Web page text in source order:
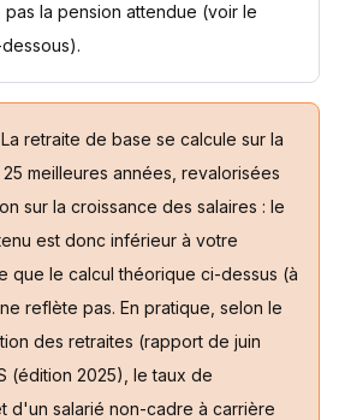
la pension attendue (voir le
La retraite de base se calcule sur la
meilleures années, revalorisées
sur la croissance des salaires : le
est donc inférieur à votre
que le calcul théorique ci-dessus (à
reflète pas. En pratique, selon le
des retraites (rapport de juin
(édition 2025), le taux de
d'un salarié non-cadre à carrière